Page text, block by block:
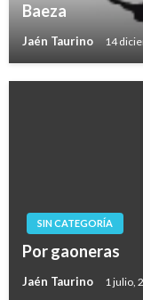
Baeza
Jaén Taurino 14
SIN CATEGORÍA
Por gaoneras
Jaén Taurino 1 julio,